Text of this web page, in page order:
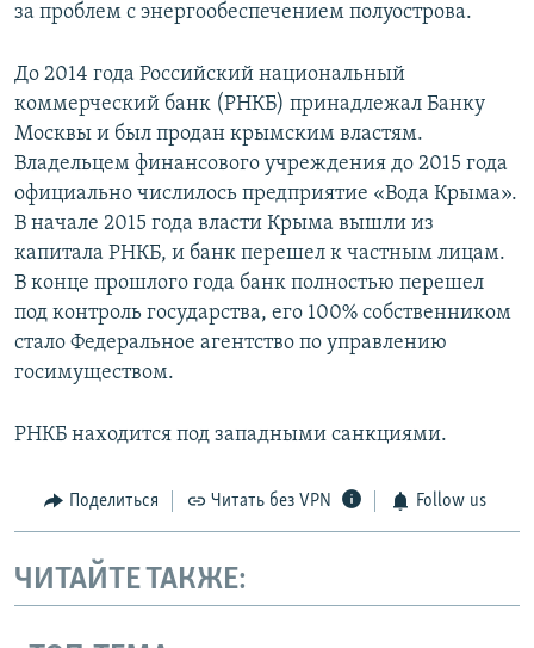
за проблем с энергообеспечением полуострова.
До 2014 года Российский национальный
коммерческий банк (РНКБ) принадлежал Банку
Москвы и был продан крымским властям.
Владельцем финансового учреждения до 2015 года
официально числилось предприятие «Вода Крыма».
В начале 2015 года власти Крыма вышли из
капитала РНКБ, и банк перешел к частным лицам.
В конце прошлого года банк полностью перешел
под контроль государства, его 100% собственником
стало Федеральное агентство по управлению
госимуществом.
РНКБ находится под западными санкциями.
Поделиться Читать без VPN Follow us
ЧИТАЙТЕ ТАКЖЕ: